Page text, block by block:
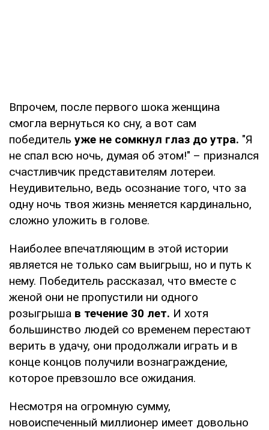
Впрочем, после первого шока женщина
смогла вернуться ко сну, а вот сам
победитель уже не сомкнул глаз до утра. "Я
не спал всю ночь, думая об этом!" – признался
счастливчик представителям лотереи.
Неудивительно, ведь осознание того, что за
одну ночь твоя жизнь меняется кардинально,
сложно уложить в голове.
Наиболее впечатляющим в этой истории
является не только сам выигрыш, но и путь к
нему. Победитель рассказал, что вместе с
женой они не пропустили ни одного
розыгрыша в течение 30 лет. И хотя
большинство людей со временем перестают
верить в удачу, они продолжали играть и в
конце концов получили вознаграждение,
которое превзошло все ожидания.
Несмотря на огромную сумму,
новоиспеченный миллионер имеет довольно